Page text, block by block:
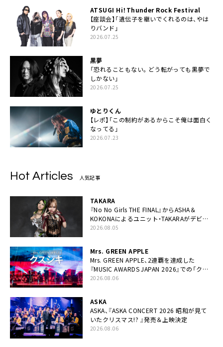
ATSUGI Hi！Thunder Rock Festival
【座談会】「遺伝子を継いでくれるのは、やは
りバンド」
2026.07.25
黒夢
「恐れることもない。どう転がっても黒夢で
しかない」
2026.07.25
ゆとりくん
【レポ】「この制約があるからこそ俺は面白く
なってる」
2026.07.23
Hot Articles 人気記事
TAKARA
『No No Girls THE FINAL』からASHA＆
KOKONAによるユニット・TAKARAがデビュ
ー
2026.08.05
Mrs. GREEN APPLE
Mrs. GREEN APPLE、2連覇を達成した
『MUSIC AWARDS JAPAN 2026』での「クス
シキ」ライブパフォーマンスをYouTube公開
2026.08.06
ASKA
ASKA、『ASKA CONCERT 2026 昭和が見て
いたクリスマス!? 』発売＆上映決定
2026.08.06